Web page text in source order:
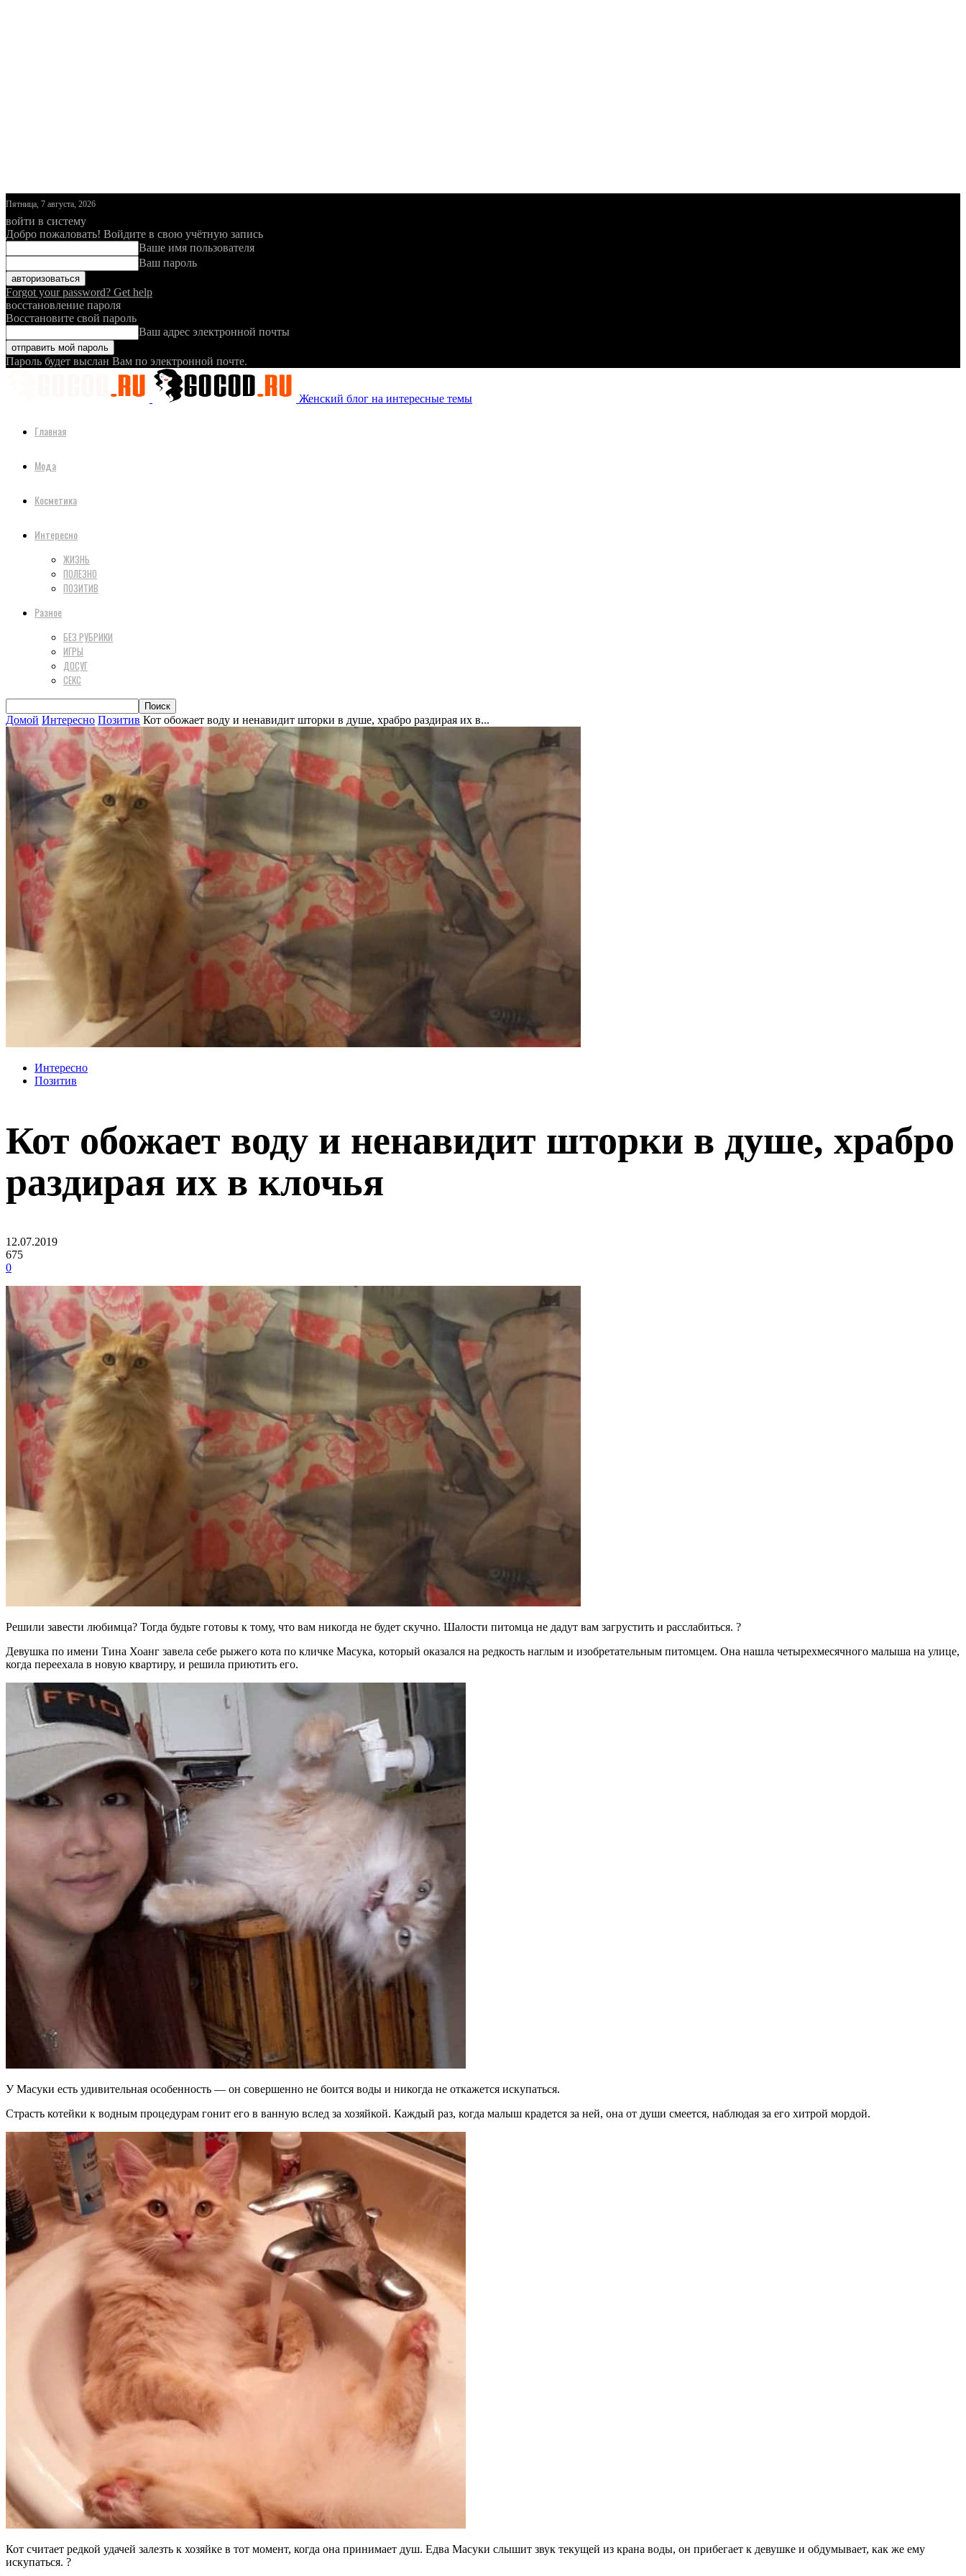
Пятница, 7 августа, 2026
войти в систему
Добро пожаловать! Войдите в свою учётную запись
Ваше имя пользователя
Ваш пароль
Forgot your password? Get help
восстановление пароля
Восстановите свой пароль
Ваш адрес электронной почты
Пароль будет выслан Вам по электронной почте.
Женский блог на интересные темы
Главная
Мода
Косметика
Интересно
ЖИЗНЬ
ПОЛЕЗНО
ПОЗИТИВ
Разное
БЕЗ РУБРИКИ
ИГРЫ
ДОСУГ
СЕКС
Домой Интересно Позитив Кот обожает воду и ненавидит шторки в душе, храбро раздирая их в...
Интересно
Позитив
Кот обожает воду и ненавидит шторки в душе, храбро
раздирая их в клочья
12.07.2019
675
0
Решили завести любимца? Тогда будьте готовы к тому, что вам никогда не будет скучно. Шалости питомца не дадут вам загрустить и расслабиться. ?
Девушка по имени Тина Хоанг завела себе рыжего кота по кличке Масука, который оказался на редкость наглым и изобретательным питомцем. Она нашла четырехмесячного малыша на улице,
когда переехала в новую квартиру, и решила приютить его.
У Масуки есть удивительная особенность — он совершенно не боится воды и никогда не откажется искупаться.
Страсть котейки к водным процедурам гонит его в ванную вслед за хозяйкой. Каждый раз, когда малыш крадется за ней, она от души смеется, наблюдая за его хитрой мордой.
Кот считает редкой удачей залезть к хозяйке в тот момент, когда она принимает душ. Едва Масуки слышит звук текущей из крана воды, он прибегает к девушке и обдумывает, как же ему
искупаться. ?